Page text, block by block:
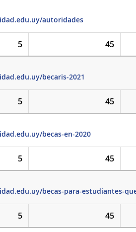
autoridades
5 45
becaris-2021
5 45
becas-en-2020
5 45
becas-para-estudiantes-
5 45